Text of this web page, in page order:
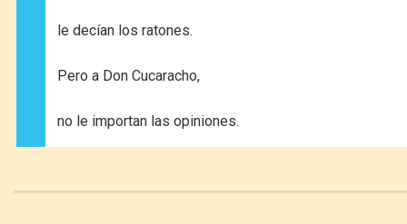
le decían los ratones.
Pero a Don Cucaracho,
no le importan las opiniones.